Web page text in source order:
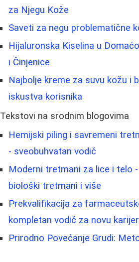
za Njegu Kože
Saveti za negu problematične
Hijaluronska Kiselina u
i Činjenice
Najbolje kreme za suvu kožu i
iskustva korisnika
Tekstovi na srodnim blogovima
Hemijski piling i savremeni
- sveobuhvatan vodič
Moderni tretmani za lice i telo
biološki tretmani i više
Prekvalifikacija za
kompletan vodič za novu
Prirodno Povećanje Grudi: